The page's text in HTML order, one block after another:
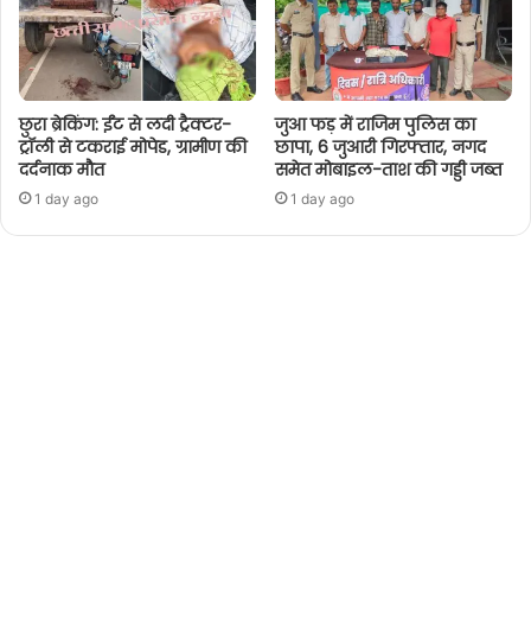
छुरा ब्रेकिंग: ईंट से लदी ट्रैक्टर-
ट्रॉली से टकराई मोपेड, ग्रामीण की
दर्दनाक मौत
1 day ago
जुआ फड़ में राजिम पुलिस का
छापा, 6 जुआरी गिरफ्तार, नगद
समेत मोबाइल-ताश की गड्डी जब्त
1 day ago